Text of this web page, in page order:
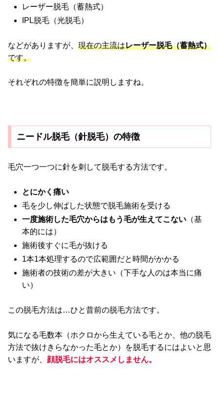
レーザー脱毛（蓄熱式）
IPL脱毛（光脱毛）
などがありますが、 現在の主流はレーザー脱毛（蓄熱式）
です。
それぞれの特徴を簡単に説明しますね。
ニードル脱毛（針脱毛）の特徴
毛穴一つ一つに針を刺して脱毛する方法です。
とにかく痛い
毛を少し伸ばした状態で脱毛施術を受ける
一度施術した毛穴からはもう毛が生えてこない （基
本的には）
施術後すぐに毛が抜ける
1本1本処理するので広範囲だと時間がかかる
施術者の技術の差が大きい（下手な人のは本当に痛
い）
この脱毛方法は…ひと昔前の脱毛方法です。
気になる毛数本（ホクロから生えている毛とか、他の脱毛
方法で抜けきらなかった毛とか）を脱毛するにはよいと思
いますが、 顔脱毛にはオススメしません。